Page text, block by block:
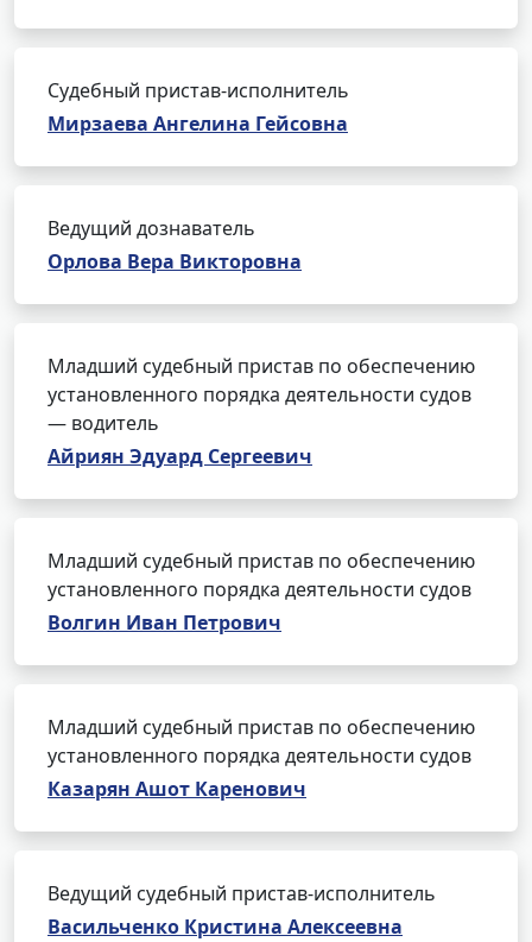
Судебный пристав-исполнитель
Мирзаева Ангелина Гейсовна
Ведущий дознаватель
Орлова Вера Викторовна
Младший судебный пристав по обеспечению
установленного порядка деятельности судов
— водитель
Айриян Эдуард Сергеевич
Младший судебный пристав по обеспечению
установленного порядка деятельности судов
Волгин Иван Петрович
Младший судебный пристав по обеспечению
установленного порядка деятельности судов
Казарян Ашот Каренович
Ведущий судебный пристав-исполнитель
Васильченко Кристина Алексеевна